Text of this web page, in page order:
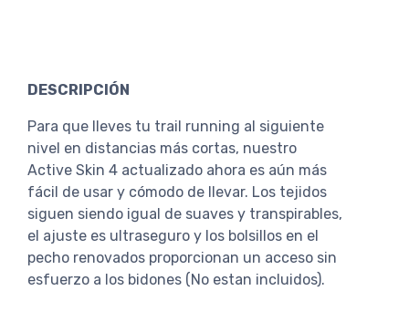
DESCRIPCIÓN
Para que lleves tu trail running al siguiente
nivel en distancias más cortas, nuestro
Active Skin 4 actualizado ahora es aún más
fácil de usar y cómodo de llevar. Los tejidos
siguen siendo igual de suaves y transpirables,
el ajuste es ultraseguro y los bolsillos en el
pecho renovados proporcionan un acceso sin
esfuerzo a los bidones (No estan incluidos).